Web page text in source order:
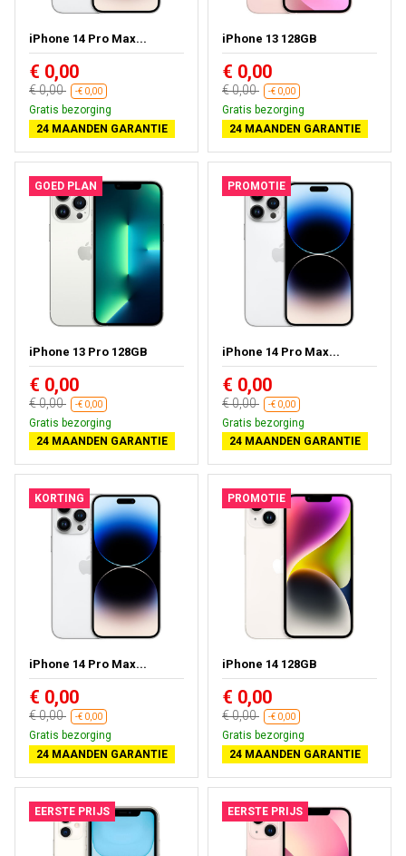
iPhone 14 Pro Max...
€ 0,00
€ 0,00 -€ 0,00
Gratis bezorging
24 MAANDEN GARANTIE
iPhone 13 128GB
€ 0,00
€ 0,00 -€ 0,00
Gratis bezorging
24 MAANDEN GARANTIE
GOED PLAN
iPhone 13 Pro 128GB
€ 0,00
€ 0,00 -€ 0,00
Gratis bezorging
24 MAANDEN GARANTIE
PROMOTIE
iPhone 14 Pro Max...
€ 0,00
€ 0,00 -€ 0,00
Gratis bezorging
24 MAANDEN GARANTIE
KORTING
iPhone 14 Pro Max...
€ 0,00
€ 0,00 -€ 0,00
Gratis bezorging
24 MAANDEN GARANTIE
PROMOTIE
iPhone 14 128GB
€ 0,00
€ 0,00 -€ 0,00
Gratis bezorging
24 MAANDEN GARANTIE
EERSTE PRIJS EERSTE PRIJS